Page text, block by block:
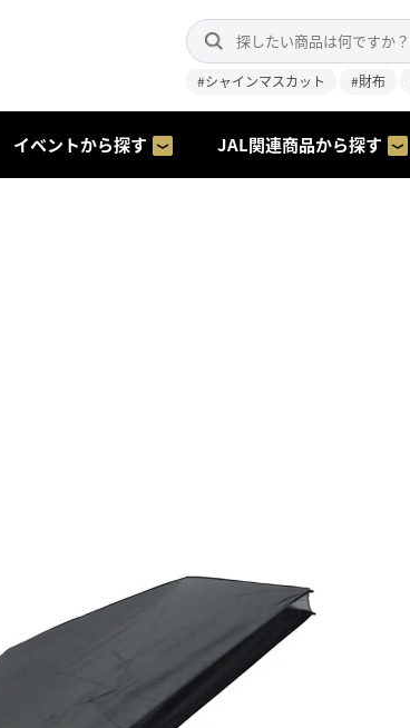
#シャインマスカット #財布
イベントから探す JAL関連商品から探す